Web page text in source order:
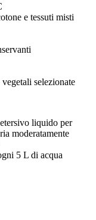
e tessuti misti
selezionate
liquido per
moderatamente
5 L di acqua